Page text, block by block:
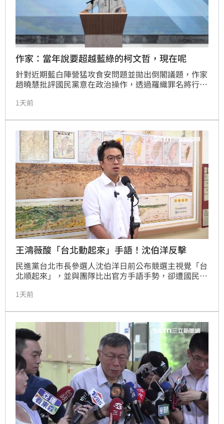
作家：當年說要超越藍綠的柯文哲，現在呢
針對近期藍白陣營猛攻食安問題並拋出倒閣議題，作家
趙曉慧批評國民黨意在政治操作，透過羅織罪名將行政
黨與國民黨的手段缺乏實質解決問題的誠意，僅是為了
營指控政府失職，趙曉慧反擊稱台中市長盧秀燕轄區內
的問題廠商八年僅稽查一次，質疑其才是真正的「門
神」。隨著盧秀燕有意角逐總統大位，其過去八年的施
政缺失與黑箱爭議，恐將面臨嚴格檢視。她更示警，政
治人物若只靠嘴砲抹黑，終將因操作過度而自食惡果，
呼籲政黨應回歸理性問政，而非淪為製造混亂的政治工
具。
1天前
王鴻薇酸「台北動起來」手語！沈伯洋反擊
民進黨台北市長參選人沈伯洋日前公布競選主視覺「台
北順起來」，並與團隊比出官方手語手勢，卻遭國民黨
手語已列為國家語言，王鴻薇不僅不尊重語言，更顯露
結。沈伯洋呼籲，選舉應多關心台北市民真正需求。
1天前